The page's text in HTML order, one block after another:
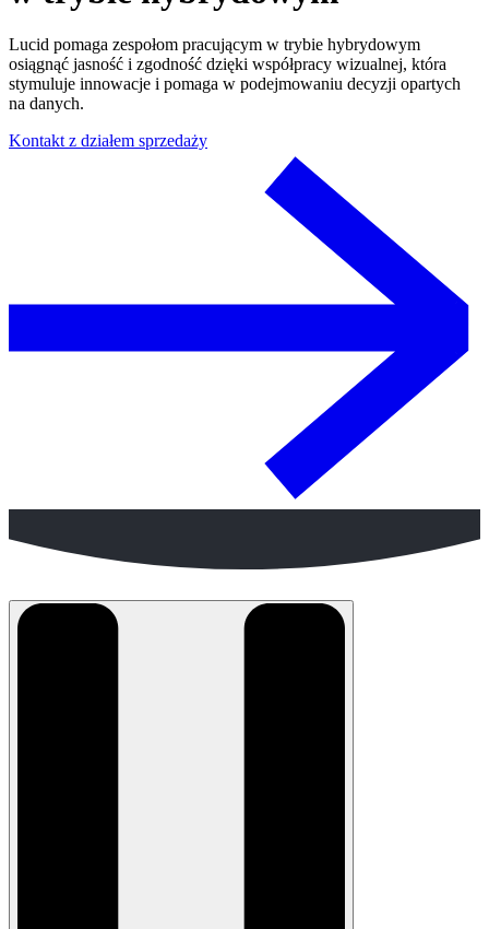
Lucid pomaga zespołom pracującym w trybie hybrydowym
osiągnąć jasność i zgodność dzięki współpracy wizualnej, która
stymuluje innowacje i pomaga w podejmowaniu decyzji opartych
na danych.
Kontakt z działem sprzedaży